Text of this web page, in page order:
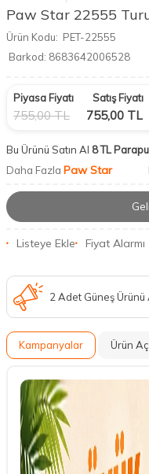
Paw Star 22555
Ürün Kodu: PET-22555
Barkod: 8683642006528
Piyasa Fiyatı
755,00TL
Satış Fiyatı
755,00 TL
Bu Ürünü Satın Al 8 TL
Daha Fazla Paw Star
Listeye Ekle Fiyat Alarmı
2 Adet Güneş
Kampanyalar Ürün